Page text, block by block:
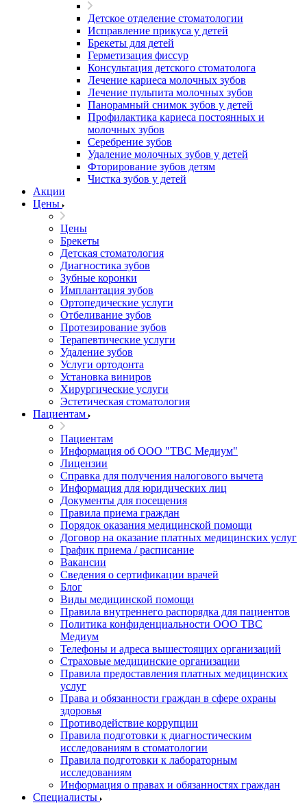
Детское отделение стоматологии
Исправление прикуса у детей
Брекеты для детей
Герметизация фиссур
Консультация детского стоматолога
Лечение кариеса молочных зубов
Лечение пульпита молочных зубов
Панорамный снимок зубов у детей
Профилактика кариеса постоянных и
молочных зубов
Серебрение зубов
Удаление молочных зубов у детей
Фторирование зубов детям
Чистка зубов у детей
Акции
Цены
Цены
Брекеты
Детская стоматология
Диагностика зубов
Зубные коронки
Имплантация зубов
Ортопедические услуги
Отбеливание зубов
Протезирование зубов
Терапевтические услуги
Удаление зубов
Услуги ортодонта
Установка виниров
Хирургические услуги
Эстетическая стоматология
Пациентам
Пациентам
Информация об ООО "ТВС Медиум"
Лицензии
Справка для получения налогового вычета
Информация для юридических лиц
Документы для посещения
Правила приема граждан
Порядок оказания медицинской помощи
Договор на оказание платных медицинских услуг
График приема / расписание
Вакансии
Сведения о сертификации врачей
Блог
Виды медицинской помощи
Правила внутреннего распорядка для пациентов
Политика конфиденциальности ООО ТВС
Медиум
Телефоны и адреса вышестоящих организаций
Страховые медицинские организации
Правила предоставления платных медицинских
услуг
Права и обязанности граждан в сфере охраны
здоровья
Противодействие коррупции
Правила подготовки к диагностическим
исследованиям в стоматологии
Правила подготовки к лабораторным
исследованиям
Информация о правах и обязанностях граждан
Специалисты